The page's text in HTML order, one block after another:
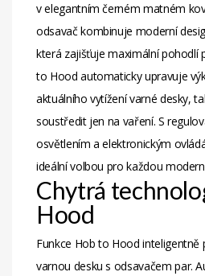
v elegantním černém matném
odsavač kombinuje moderní
která zajišťuje maximální pohodlí
to Hood automaticky upravuje
aktuálního vytížení varné desky,
soustředit jen na vaření. S
osvětlením a elektronickým
ideální volbou pro každou
Chytrá
Hood
Funkce Hob to Hood inteligentně
varnou desku s odsavačem par.